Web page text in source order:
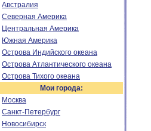
Австралия
Северная Америка
Центральная Америка
Южная Америка
Острова Индийского океана
Острова Атлантического океана
Острова Тихого океана
Мои города:
Москва
Санкт-Петербург
Новосибирск